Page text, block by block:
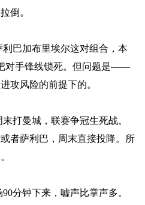
倒。
巴加布里埃尔这对组合，本
对手锋线锁死。但问题是——
攻风险的前提下的。
打曼城，联赛争冠生死战。
者萨利巴，周末直接投降。所
分钟下来，嘘声比掌声多。